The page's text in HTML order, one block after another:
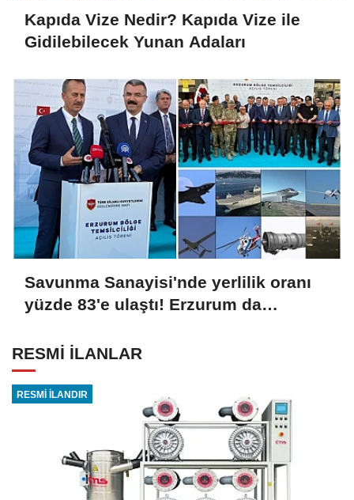
Kapıda Vize Nedir? Kapıda Vize ile
Gidilebilecek Yunan Adaları
Savunma Sanayisi'nde yerlilik oranı
yüzde 83'e ulaştı! Erzurum da
RESMİ İLANLAR
RESMİ İLANDIR